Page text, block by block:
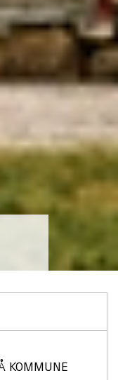
KOMMUNE